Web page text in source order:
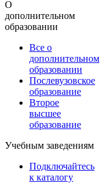
О
дополнительном
образовании
Все о
дополнительном
образовании
Послевузовское
образование
Второе
высшее
образование
Учебным заведениям
Подключайтесь
к каталогу